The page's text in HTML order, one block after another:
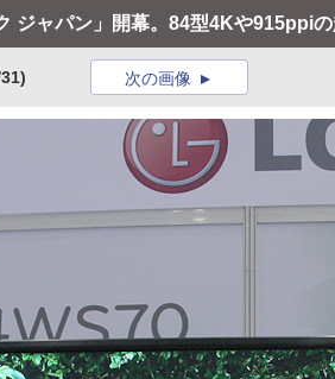
ジャパン」開幕。84型4Kや915ppi
次の画像